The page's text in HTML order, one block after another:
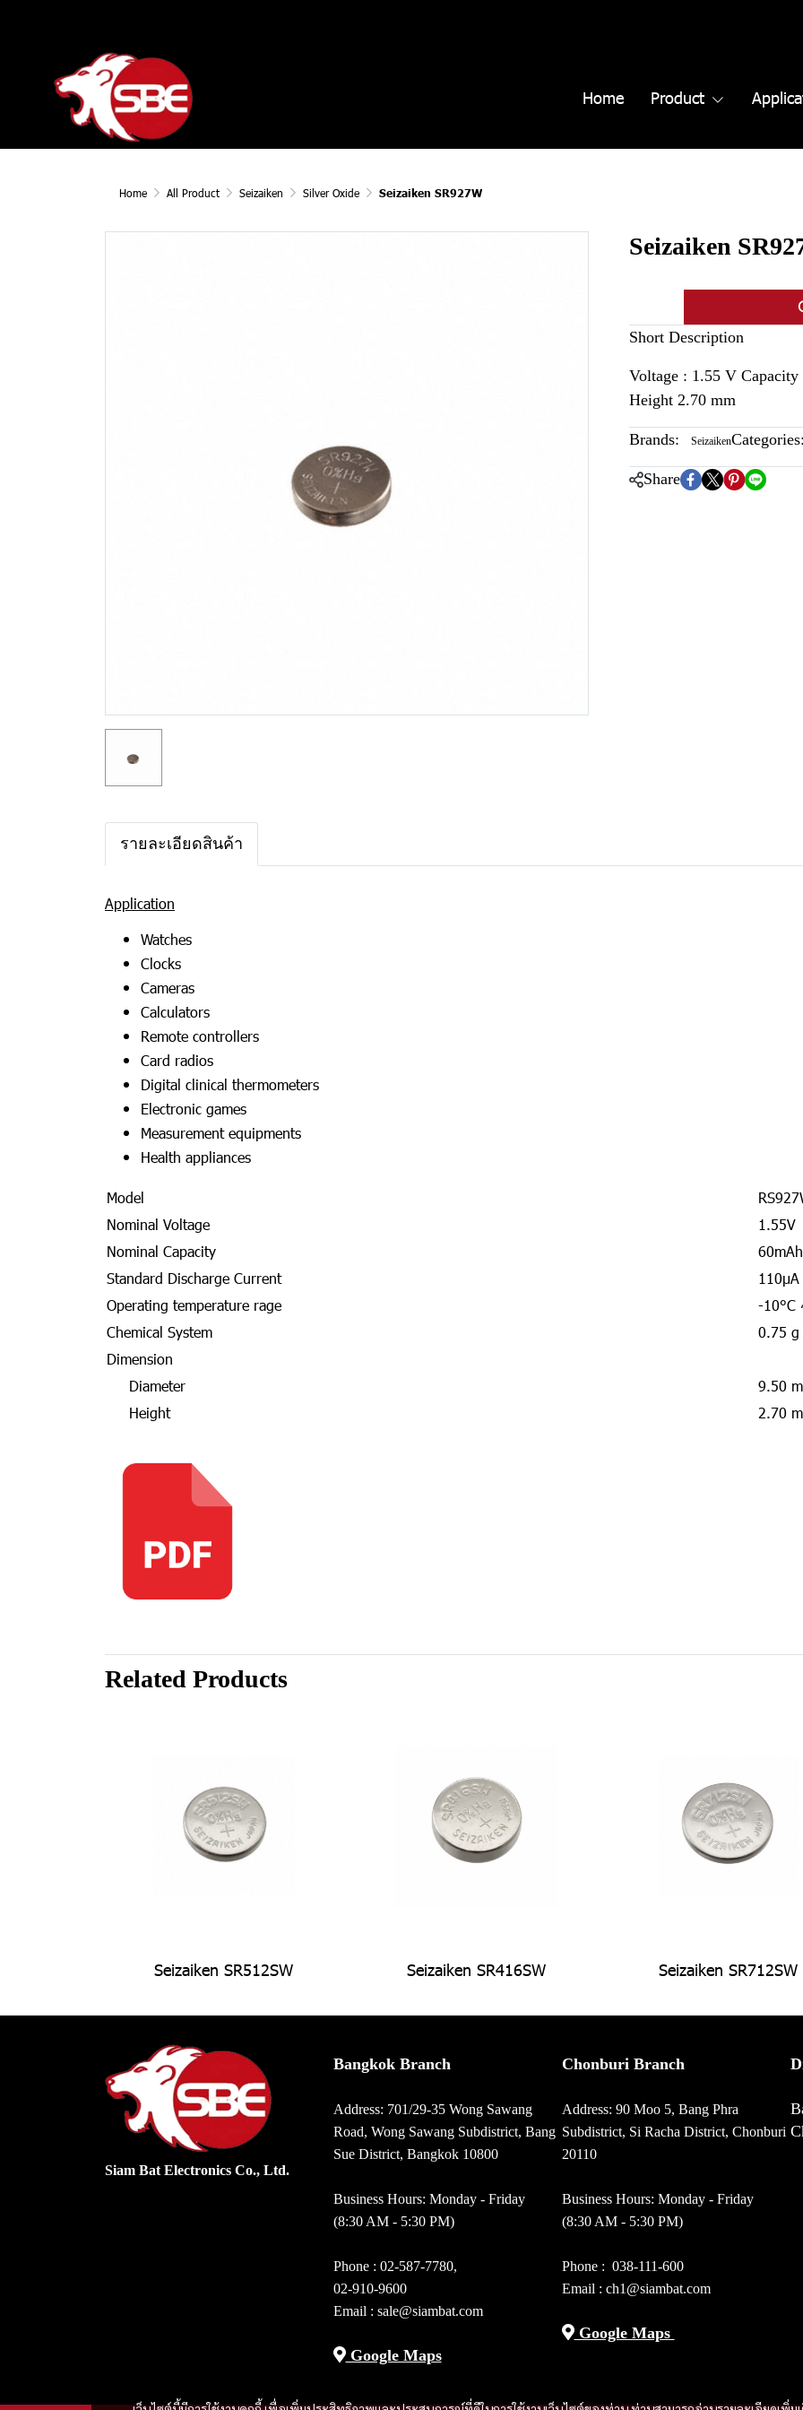
Home Product
Home All Product Seizaiken Silver Oxide Seizaiken SR927W
Seizaiken
Short Description
Voltage : 1.55 V
Height 2.70 mm
Brands: Seizaiken
Share
รายละเอียดสินค้า
Application
Watches
Clocks
Cameras
Calculators
Remote controllers
Card radios
Digital clinical thermometers
Electronic games
Measurement equipments
Health appliances
Model
Nominal Voltage
1.55V
Nominal Capacity
Standard Discharge Current
110μA
Operating temperature rage
-10°C
Chemical System
0.75 g
Dimension
Diameter
9.50
Height
2.70
Related Products
Seizaiken SR512SW Seizaiken SR416SW Seizaiken SR712SW
Siam Bat Electronics Co., Ltd.
Bangkok Branch
Address: 701/29-35 Wong Sawang
Road, Wong Sawang Subdistrict, Bang
Sue District, Bangkok 10800
Business Hours: Monday - Friday
(8:30 AM - 5:30 PM)
Phone : 02-587-7780,
02-910-9600
Email : sale@siambat.com
Google Maps
Chonburi Branch
Address: 90 Moo 5, Bang Phra
Subdistrict, Si Racha District, Chonburi
20110
Business Hours: Monday - Friday
(8:30 AM - 5:30 PM)
Phone : 038-111-600
Email : ch1@siambat.com
Google Maps